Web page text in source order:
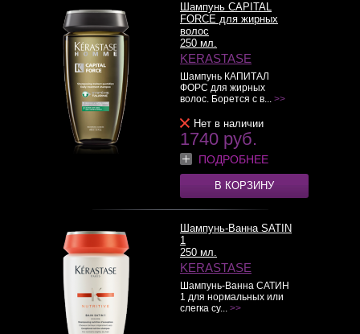
Шампунь CAPITAL
FORCE для жирных
волос
250 мл.
KERASTASE
Шампунь КАПИТАЛ
ФОРС для жирных
волос. Борется с в... >>
Нет в наличии
1740 руб.
ПОДРОБНЕЕ
В КОРЗИНУ
Шампунь-Ванна SATIN
1
250 мл.
KERASTASE
Шампунь-Ванна САТИН
1 для нормальных или
слегка су... >>